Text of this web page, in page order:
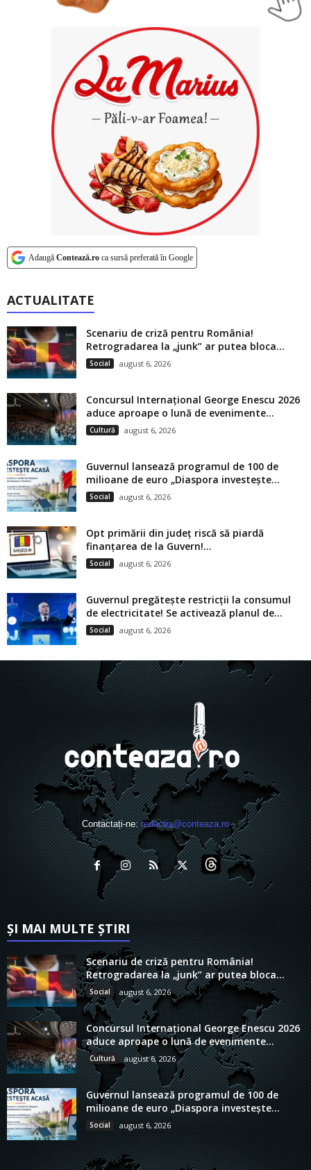
Adaugă Contează.ro ca sursă preferată în Google
ACTUALITATE
Scenariu de criză pentru România!
Retrogradarea la „junk” ar putea bloca...
Social august 6, 2026
Concursul Internațional George Enescu 2026
aduce aproape o lună de evenimente...
Cultură august 6, 2026
Guvernul lansează programul de 100 de
milioane de euro „Diaspora investește...
Social august 6, 2026
Opt primării din județ riscă să piardă
finanțarea de la Guvern!...
Social august 6, 2026
Guvernul pregătește restricții la consumul
de electricitate! Se activează planul de...
Social august 6, 2026
Contactați-ne:redactia@conteaza.ro
ȘI MAI MULTE ȘTIRI
Scenariu de criză pentru România!
Retrogradarea la „junk” ar putea bloca...
Social august 6, 2026
Concursul Internațional George Enescu 2026
aduce aproape o lună de evenimente...
Cultură august 6, 2026
Guvernul lansează programul de 100 de
milioane de euro „Diaspora investește...
Social august 6, 2026